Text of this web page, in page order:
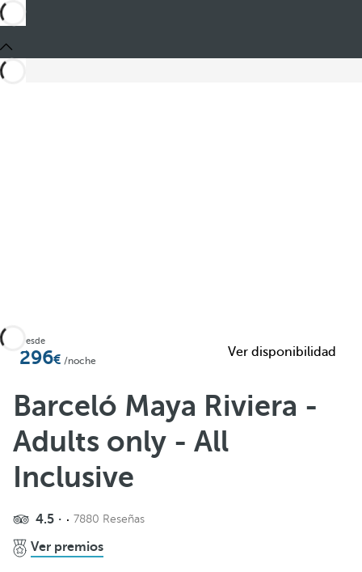
Compartir
Añadir a favoritos
Ver más fotos y videos
Desde
296 /noche
Ver disponibilidad
Barceló Maya Riviera -
Adults only - All
Inclusive
4.5 7880 Reseñas
Ver premios